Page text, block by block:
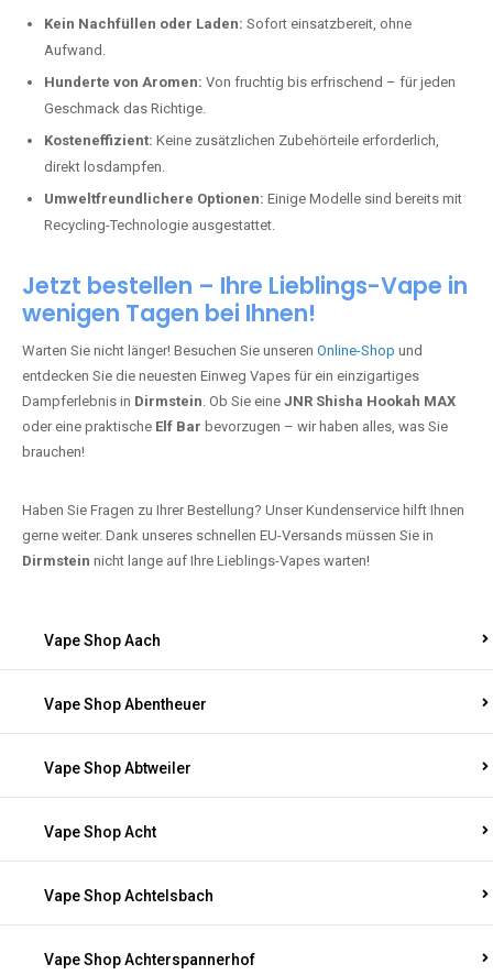
Kein Nachfüllen oder Laden: Sofort einsatzbereit, ohne
Aufwand.
Hunderte von Aromen: Von fruchtig bis erfrischend – für jeden
Geschmack das Richtige.
Kosteneffizient: Keine zusätzlichen Zubehörteile erforderlich,
direkt losdampfen.
Umweltfreundlichere Optionen: Einige Modelle sind bereits mit
Recycling-Technologie ausgestattet.
Jetzt bestellen – Ihre Lieblings-Vape in
wenigen Tagen bei Ihnen!
Warten Sie nicht länger! Besuchen Sie unseren Online-Shop und
entdecken Sie die neuesten Einweg Vapes für ein einzigartiges
Dampferlebnis in Dirmstein. Ob Sie eine JNR Shisha Hookah MAX
oder eine praktische Elf Bar bevorzugen – wir haben alles, was Sie
brauchen!
Haben Sie Fragen zu Ihrer Bestellung? Unser Kundenservice hilft Ihnen
gerne weiter. Dank unseres schnellen EU-Versands müssen Sie in
Dirmstein nicht lange auf Ihre Lieblings-Vapes warten!
Vape Shop Aach
Vape Shop Abentheuer
Vape Shop Abtweiler
Vape Shop Acht
Vape Shop Achtelsbach
Vape Shop Achterspannerhof